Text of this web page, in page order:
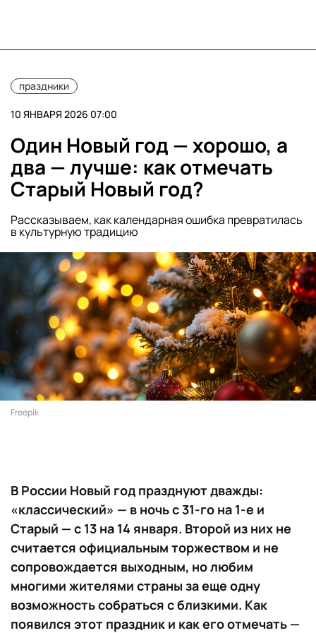
праздники
10 ЯНВАРЯ 2026 07:00
Один Новый год — хорошо, а
два — лучше: как отмечать
Старый Новый год?
Рассказываем, как календарная ошибка превратилась
в культурную традицию
Freepik
В России Новый год празднуют дважды:
«классический» — в ночь с 31-го на 1-е и
Старый — с 13 на 14 января. Второй из них не
считается официальным торжеством и не
сопровождается выходным, но любим
многими жителями страны за еще одну
возможность собраться с близкими. Как
появился этот праздник и как его отмечать —